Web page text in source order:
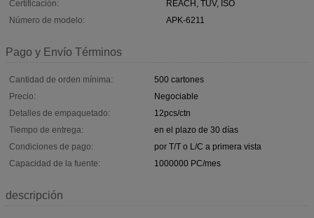
Certificación:
REACH, TUV, ISO
Número de modelo:
APK-6211
Pago y Envío Términos
Cantidad de orden mínima:
500 cartones
Precio:
Negociable
Detalles de empaquetado:
12pcs/ctn
Tiempo de entrega:
en el plazo de 30 días
Condiciones de pago:
por T/T o L/C a primera vista
Capacidad de la fuente:
1000000 PC/mes
descripción